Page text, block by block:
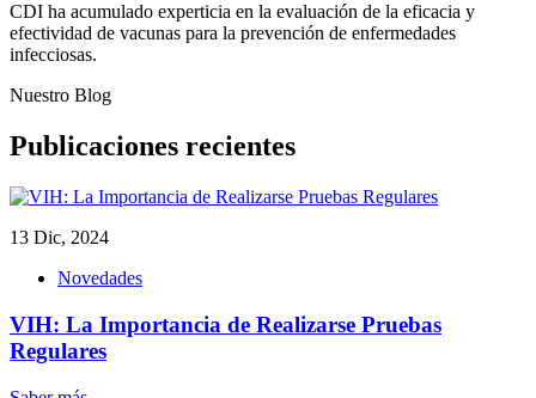
CDI ha acumulado experticia en la evaluación de la eficacia y
efectividad de vacunas para la prevención de enfermedades
infecciosas.
Nuestro Blog
Publicaciones recientes
13 Dic, 2024
Novedades
VIH: La Importancia de Realizarse Pruebas
Regulares